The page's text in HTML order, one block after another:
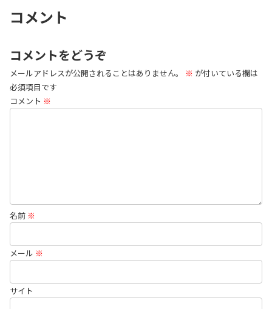
コメント
コメントをどうぞ
メールアドレスが公開されることはありません。 ※ が付いている欄は
必須項目です
コメント ※
名前 ※
メール ※
サイト